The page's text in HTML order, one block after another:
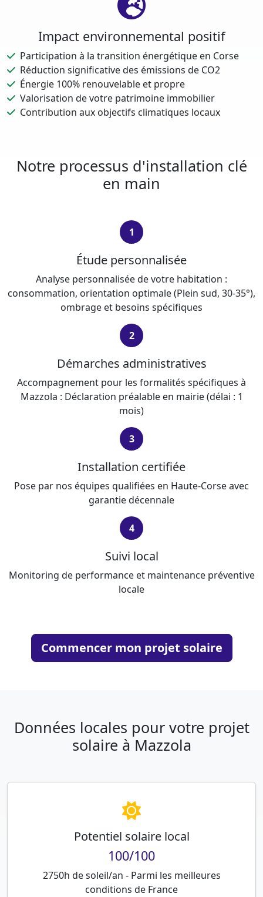
Impact environnemental positif
Participation à la transition énergétique en Corse
Réduction significative des émissions de CO2
Énergie 100% renouvelable et propre
Valorisation de votre patrimoine immobilier
Contribution aux objectifs climatiques locaux
Notre processus d'installation clé
en main
1
Étude personnalisée
Analyse personnalisée de votre habitation :
consommation, orientation optimale (Plein sud, 30-35°),
ombrage et besoins spécifiques
2
Démarches administratives
Accompagnement pour les formalités spécifiques à
Mazzola : Déclaration préalable en mairie (délai : 1
mois)
3
Installation certifiée
Pose par nos équipes qualifiées en Haute-Corse avec
garantie décennale
4
Suivi local
Monitoring de performance et maintenance préventive
locale
Commencer mon projet solaire
Données locales pour votre projet
solaire à Mazzola
Potentiel solaire local
100/100
2750h de soleil/an - Parmi les meilleures
conditions de France